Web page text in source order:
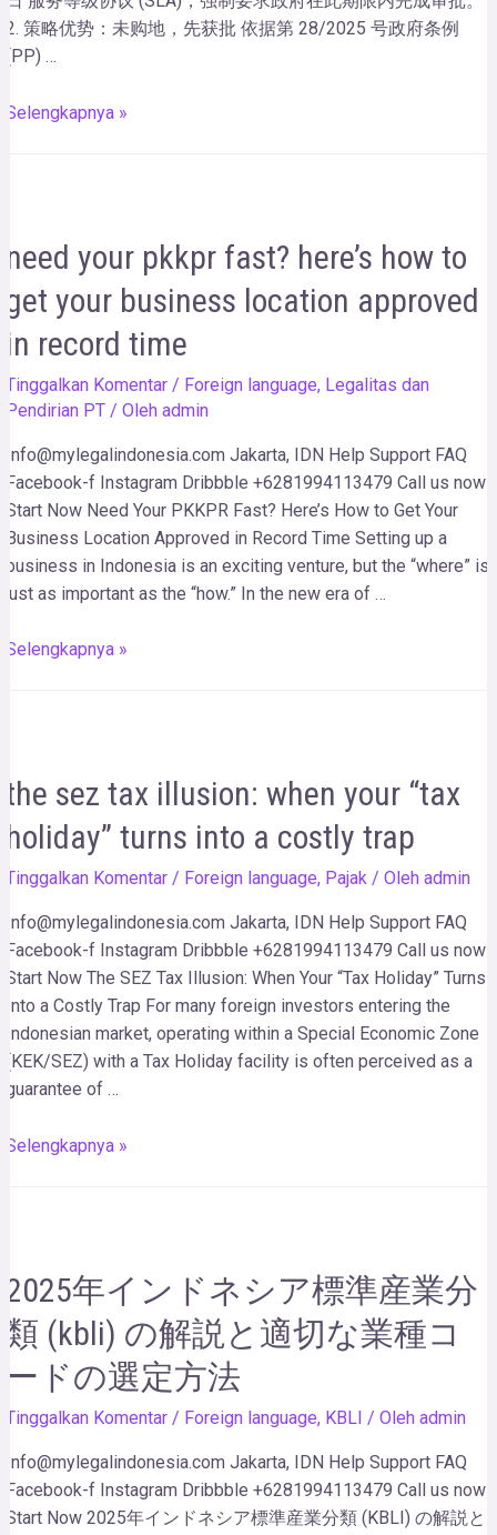
2. 策略优势：未购地，先获批 依据第 28/2025 号政府条例
(PP) …
Selengkapnya »
need your pkkpr fast? here’s how to
get your business location approved
in record time
Tinggalkan Komentar / Foreign language, Legalitas dan
Pendirian PT/ Oleh admin
Info@mylegalindonesia.com Jakarta, IDN Help Support FAQ
Facebook-f Instagram Dribbble +6281994113479 Call us now!
Start Now Need Your PKKPR Fast? Here’s How to Get Your
Business Location Approved in Record Time Setting up a
business in Indonesia is an exciting venture, but the “where” is
just as important as the “how.” In the new era of …
Selengkapnya »
the sez tax illusion: when your “tax
holiday” turns into a costly trap
Tinggalkan Komentar / Foreign language, Pajak/ Oleh admin
Info@mylegalindonesia.com Jakarta, IDN Help Support FAQ
Facebook-f Instagram Dribbble +6281994113479 Call us now!
Start Now The SEZ Tax Illusion: When Your “Tax Holiday” Turns
Into a Costly Trap For many foreign investors entering the
Indonesian market, operating within a Special Economic Zone
(KEK/SEZ) with a Tax Holiday facility is often perceived as a
guarantee of …
Selengkapnya »
2025年インドネシア標準産業分
類 (kbli) の解説と適切な業種コ
ードの選定方法
Tinggalkan Komentar / Foreign language, KBLI / Oleh admin
Info@mylegalindonesia.com Jakarta, IDN Help Support FAQ
Facebook-f Instagram Dribbble +6281994113479 Call us now!
Start Now 2025年インドネシア標準産業分類 (KBLI) の解説と